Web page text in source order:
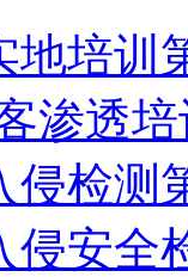
地培训
渗透
侵检测
侵安全